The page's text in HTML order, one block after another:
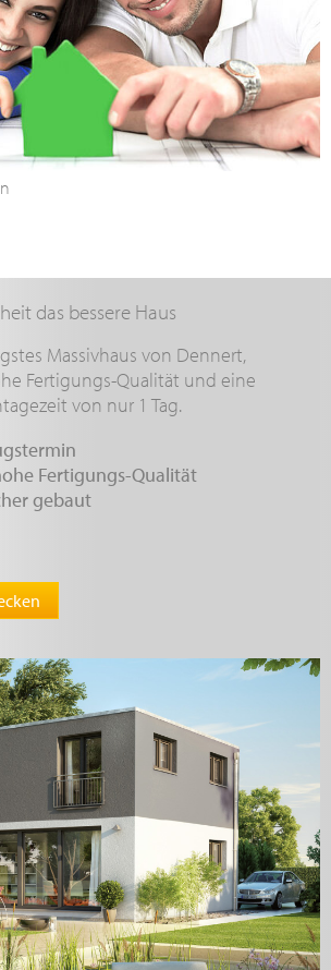
das bessere Haus
Massivhaus von Dennert,
Fertigungs-Qualität und eine
von nur 1 Tag.
Fertigungs-Qualität
gebaut